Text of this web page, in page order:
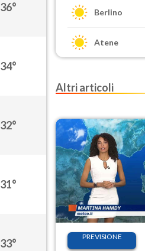
36°
34°
32°
31°
33°
Berlino
Atene
Altri articoli
PREVISIONE